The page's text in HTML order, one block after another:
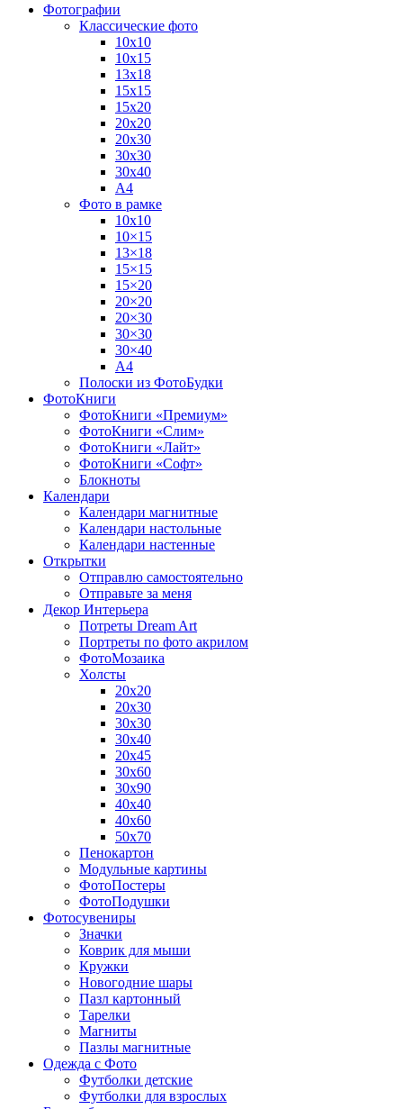
Фотографии
Классические фото
10х10
10х15
13х18
15х15
15х20
20х20
20х30
30х30
30х40
А4
Фото в рамке
10х10
10×15
13×18
15×15
15×20
20×20
20×30
30×30
30×40
A4
Полоски из ФотоБудки
ФотоКниги
ФотоКниги «Премиум»
ФотоКниги «Слим»
ФотоКниги «Лайт»
ФотоКниги «Софт»
Блокноты
Календари
Календари магнитные
Календари настольные
Календари настенные
Открытки
Отправлю самостоятельно
Отправьте за меня
Декор Интерьера
Потреты Dream Art
Портреты по фото акрилом
ФотоМозаика
Холсты
20х20
20х30
30х30
30х40
20х45
30х60
30х90
40х40
40х60
50х70
Пенокартон
Модульные картины
ФотоПостеры
ФотоПодушки
Фотоcувениры
Значки
Коврик для мыши
Кружки
Новогодние шары
Пазл картонный
Тарелки
Магниты
Пазлы магнитные
Одежда с Фото
Футболки детские
Футболки для взрослых